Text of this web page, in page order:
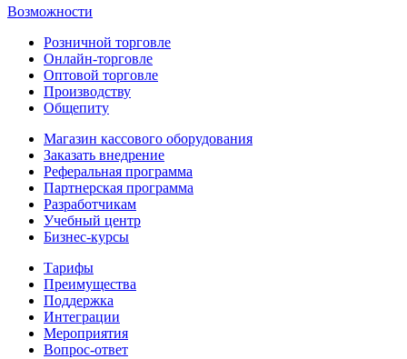
Возможности
Розничной торговле
Онлайн-торговле
Оптовой торговле
Производству
Общепиту
Магазин кассового оборудования
Заказать внедрение
Реферальная программа
Партнерская программа
Разработчикам
Учебный центр
Бизнес‑курсы
Тарифы
Преимущества
Поддержка
Интеграции
Мероприятия
Вопрос-ответ